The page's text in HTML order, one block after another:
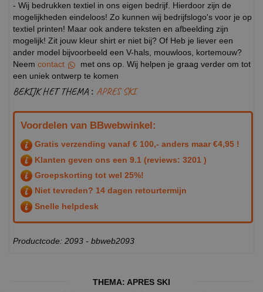
- Wij bedrukken textiel in ons eigen bedrijf. Hierdoor zijn de
mogelijkheden eindeloos! Zo kunnen wij bedrijfslogo's voor je op
textiel printen! Maar ook andere teksten en afbeelding zijn
mogelijk! Zit jouw kleur shirt er niet bij? Of Heb je liever een
ander model bijvoorbeeld een V-hals, mouwloos, kortemouw?
Neem contact
met ons op. Wij helpen je graag verder om tot
een uniek ontwerp te komen
BEKIJK HET THEMA : APRES SKI
Voordelen van BBwebwinkel:
Gratis verzending vanaf € 100,- anders maar €4,95 !
Klanten geven ons een 9.1 (reviews: 3201 )
Groepskorting tot wel 25%!
Niet tevreden? 14 dagen retourtermijn
Snelle helpdesk
Productcode: 2093 - bbweb2093
THEMA: APRES SKI